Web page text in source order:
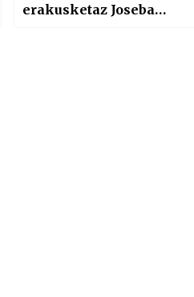
erakusketaz Joseba